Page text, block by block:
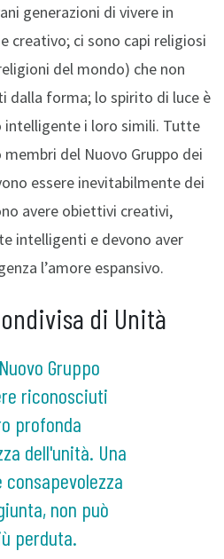
generazioni di vivere in
creativo; ci sono capi religiosi
del mondo) che non
dalla forma; lo spirito di luce è
intelligente i loro simili. Tutte
del Nuovo Gruppo dei
essere inevitabilmente dei
avere obiettivi creativi,
intelligenti e devono aver
l’amore espansivo.
di Unità
Gruppo
riconosciuti
profonda
dell'unità. Una
non può
perduta.